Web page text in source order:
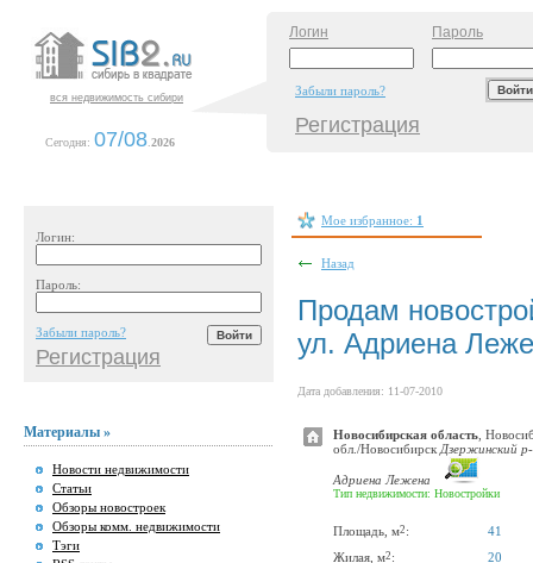
вся недвижимость сибири
Сегодня: 07/08 2026
Логин Пароль
Забыли пароль?
Регистрация
Логин:
Пароль:
Забыли пароль?
Регистрация
Материалы »
Новости недвижимости
Статьи
Обзоры новостроек
Обзоры комм. недвижимости
Тэги
Мое избранное: 1
Назад
Продам
ул. Адриена
Дата добавления: 11-07-2010
Новосибирская область ,
обл./Новосибирск Дзержинский
Адриена Лежена
Тип недвижимости: Новостройки
Площадь, м2 :
41
Жилая, м2 :
20